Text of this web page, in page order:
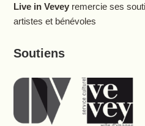
Live in Veveyremercie ses
artistes et bénévoles
Soutiens